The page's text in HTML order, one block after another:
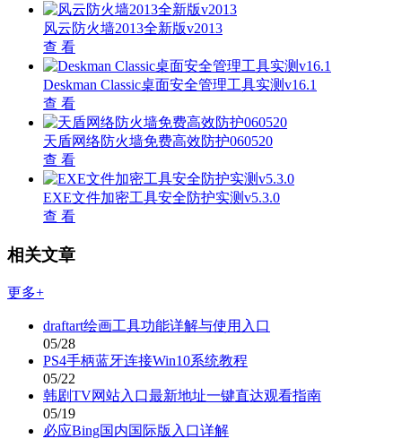
风云防火墙2013全新版v2013
查 看
Deskman Classic桌面安全管理工具实测v16.1
查 看
天盾网络防火墙免费高效防护060520
查 看
EXE文件加密工具安全防护实测v5.3.0
查 看
相关文章
更多+
draftart绘画工具功能详解与使用入口
05/28
PS4手柄蓝牙连接Win10系统教程
05/22
韩剧TV网站入口最新地址一键直达观看指南
05/19
必应Bing国内国际版入口详解